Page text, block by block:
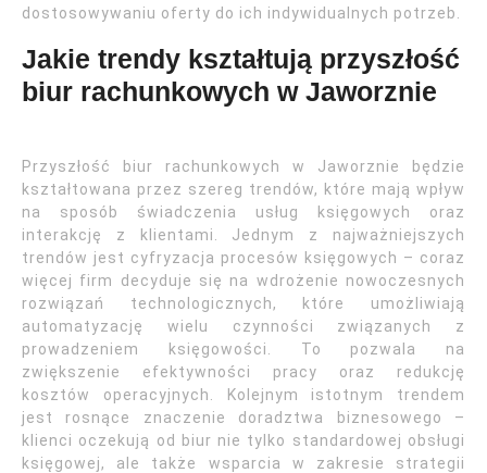
dostosowywaniu oferty do ich indywidualnych potrzeb.
Jakie trendy kształtują przyszłość
biur rachunkowych w Jaworznie
Przyszłość biur rachunkowych w Jaworznie będzie
kształtowana przez szereg trendów, które mają wpływ
na sposób świadczenia usług księgowych oraz
interakcję z klientami. Jednym z najważniejszych
trendów jest cyfryzacja procesów księgowych – coraz
więcej firm decyduje się na wdrożenie nowoczesnych
rozwiązań technologicznych, które umożliwiają
automatyzację wielu czynności związanych z
prowadzeniem księgowości. To pozwala na
zwiększenie efektywności pracy oraz redukcję
kosztów operacyjnych. Kolejnym istotnym trendem
jest rosnące znaczenie doradztwa biznesowego –
klienci oczekują od biur nie tylko standardowej obsługi
księgowej, ale także wsparcia w zakresie strategii